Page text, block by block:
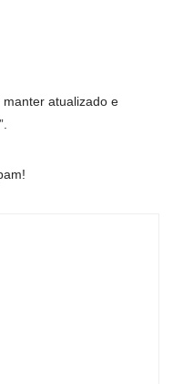
manter atualizado e